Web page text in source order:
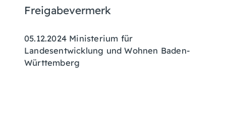
Freigabevermerk
05.12.2024 Ministerium für
Landesentwicklung und Wohnen Baden-
Württemberg